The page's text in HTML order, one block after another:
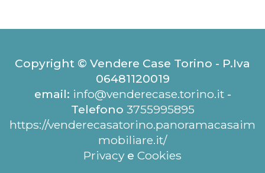
Copyright © Vendere Case Torino - P.Iva
06481120019
email: info@venderecase.torino.it-
Telefono 3755995895
https://venderecasatorino.panoramacasaim
mobiliare.it/
Privacy e Cookies